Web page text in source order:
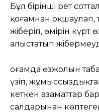
Бұл бiрiншi рет
қоғамнан
жiберiп, өмiрiн күрт
алыстатып
Қоғамда өзжолын
үзiп,
кеткен азаматтар
салдарынан